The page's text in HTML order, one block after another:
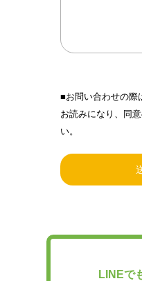
■お問い合わせの際
お読みになり、同
い。
LINEで